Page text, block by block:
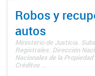
Robos y
autos
Ministerio de Justicia.
Registrales. Dirección
Nacionales de la
Créditos ...